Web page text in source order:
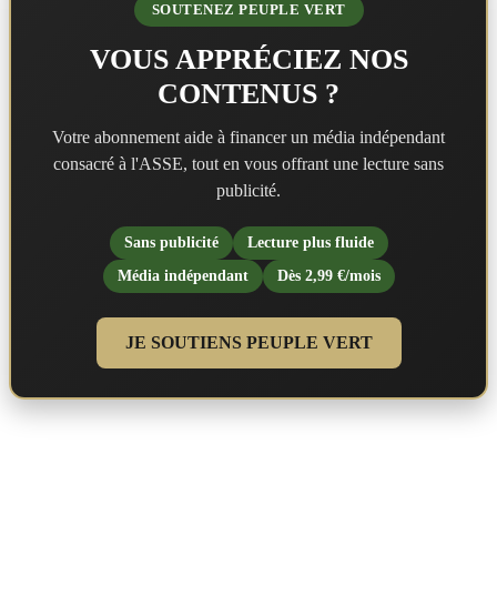
SOUTENEZ PEUPLE VERT
VOUS APPRÉCIEZ NOS
CONTENUS ?
Votre abonnement aide à financer un média indépendant
consacré à l'ASSE, tout en vous offrant une lecture sans
publicité.
Sans publicité
Lecture plus fluide
Média indépendant
Dès 2,99 €/mois
JE SOUTIENS PEUPLE VERT